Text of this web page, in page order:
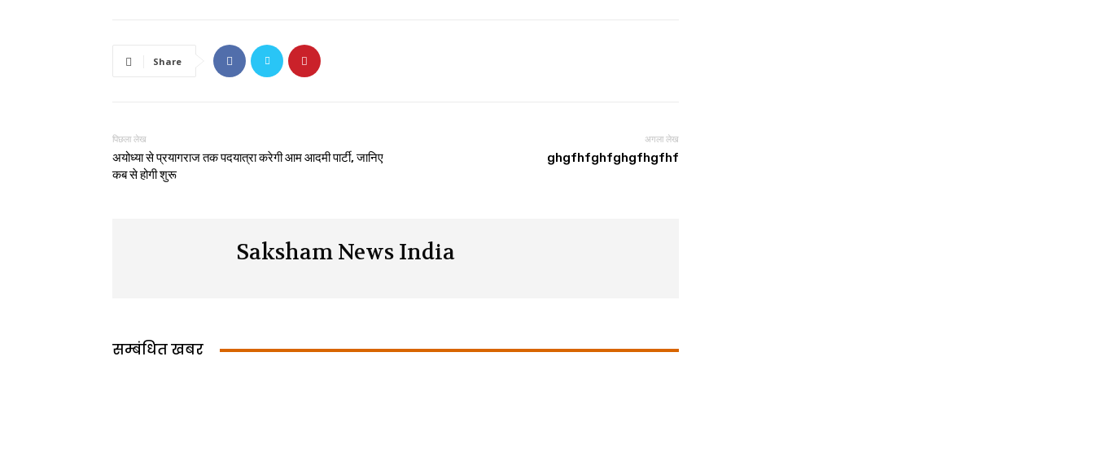
Share
पिछला लेख
अयोध्या से प्रयागराज तक पदयात्रा करेगी आम आदमी पार्टी, जानिए
कब से होगी शुरू
अगला लेख
ghgfhfghfghgfhgfhf
Saksham News India
सम्बंधित खबर